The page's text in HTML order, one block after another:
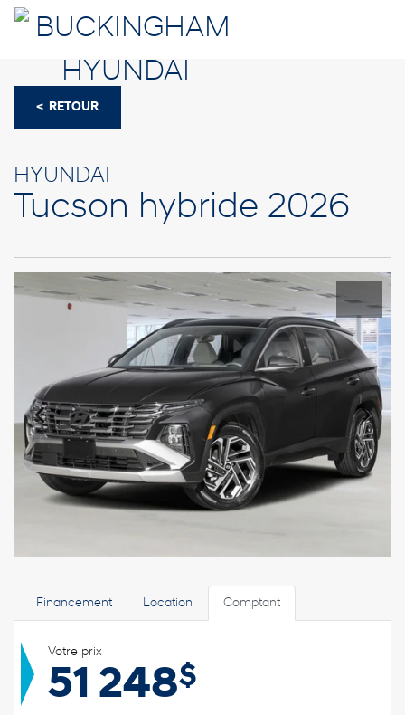
< RETOUR
HYUNDAI
Tucson hybride 2026
Financement Location Comptant
Votre prix
51 248$